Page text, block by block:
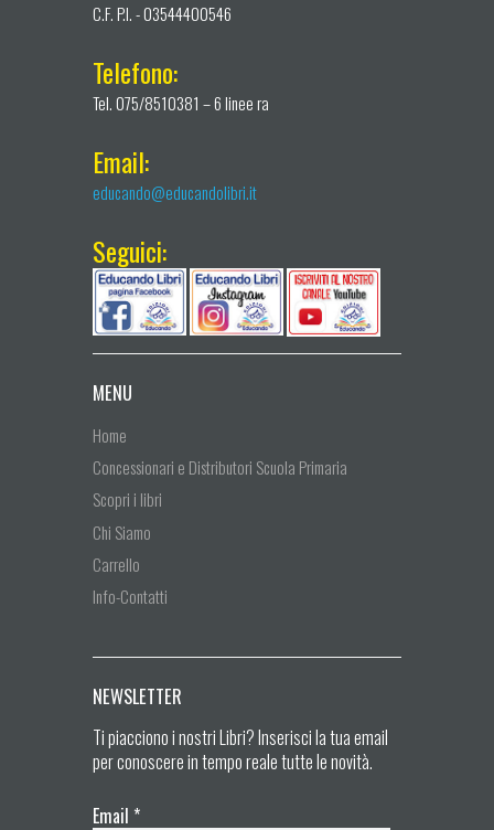
C.F. P.I. - 03544400546
Telefono:
Tel. 075/8510381 – 6 linee ra
Email:
educando@educandolibri.it
Seguici:
MENU
Home
Concessionari e Distributori Scuola Primaria
Scopri i libri
Chi Siamo
Carrello
Info-Contatti
NEWSLETTER
Ti piacciono i nostri Libri? Inserisci la tua email
per conoscere in tempo reale tutte le novità.
Email *